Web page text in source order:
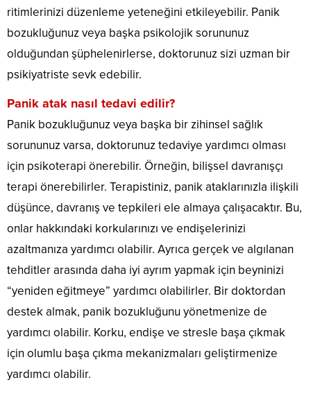
ritimlerinizi düzenleme yeteneğini etkileyebilir. Panik
bozukluğunuz veya başka psikolojik sorununuz
olduğundan şüphelenirlerse, doktorunuz sizi uzman bir
psikiyatriste sevk edebilir.
Panik atak nasıl tedavi edilir?
Panik bozukluğunuz veya başka bir zihinsel sağlık
sorununuz varsa, doktorunuz tedaviye yardımcı olması
için psikoterapi önerebilir. Örneğin, bilişsel davranışçı
terapi önerebilirler. Terapistiniz, panik ataklarınızla ilişkili
düşünce, davranış ve tepkileri ele almaya çalışacaktır. Bu,
onlar hakkındaki korkularınızı ve endişelerinizi
azaltmanıza yardımcı olabilir. Ayrıca gerçek ve algılanan
tehditler arasında daha iyi ayrım yapmak için beyninizi
“yeniden eğitmeye” yardımcı olabilirler. Bir doktordan
destek almak, panik bozukluğunu yönetmenize de
yardımcı olabilir. Korku, endişe ve stresle başa çıkmak
için olumlu başa çıkma mekanizmaları geliştirmenize
yardımcı olabilir.